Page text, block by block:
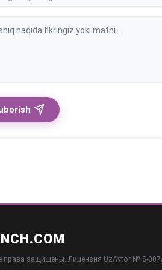
права защищены. Лицензия UzAvtor № S-